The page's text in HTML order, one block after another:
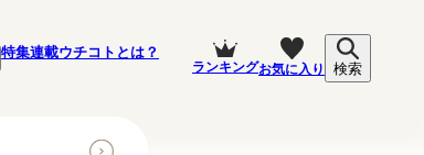
特集連載ウチコトとは？
ランキングお気に入り 検索